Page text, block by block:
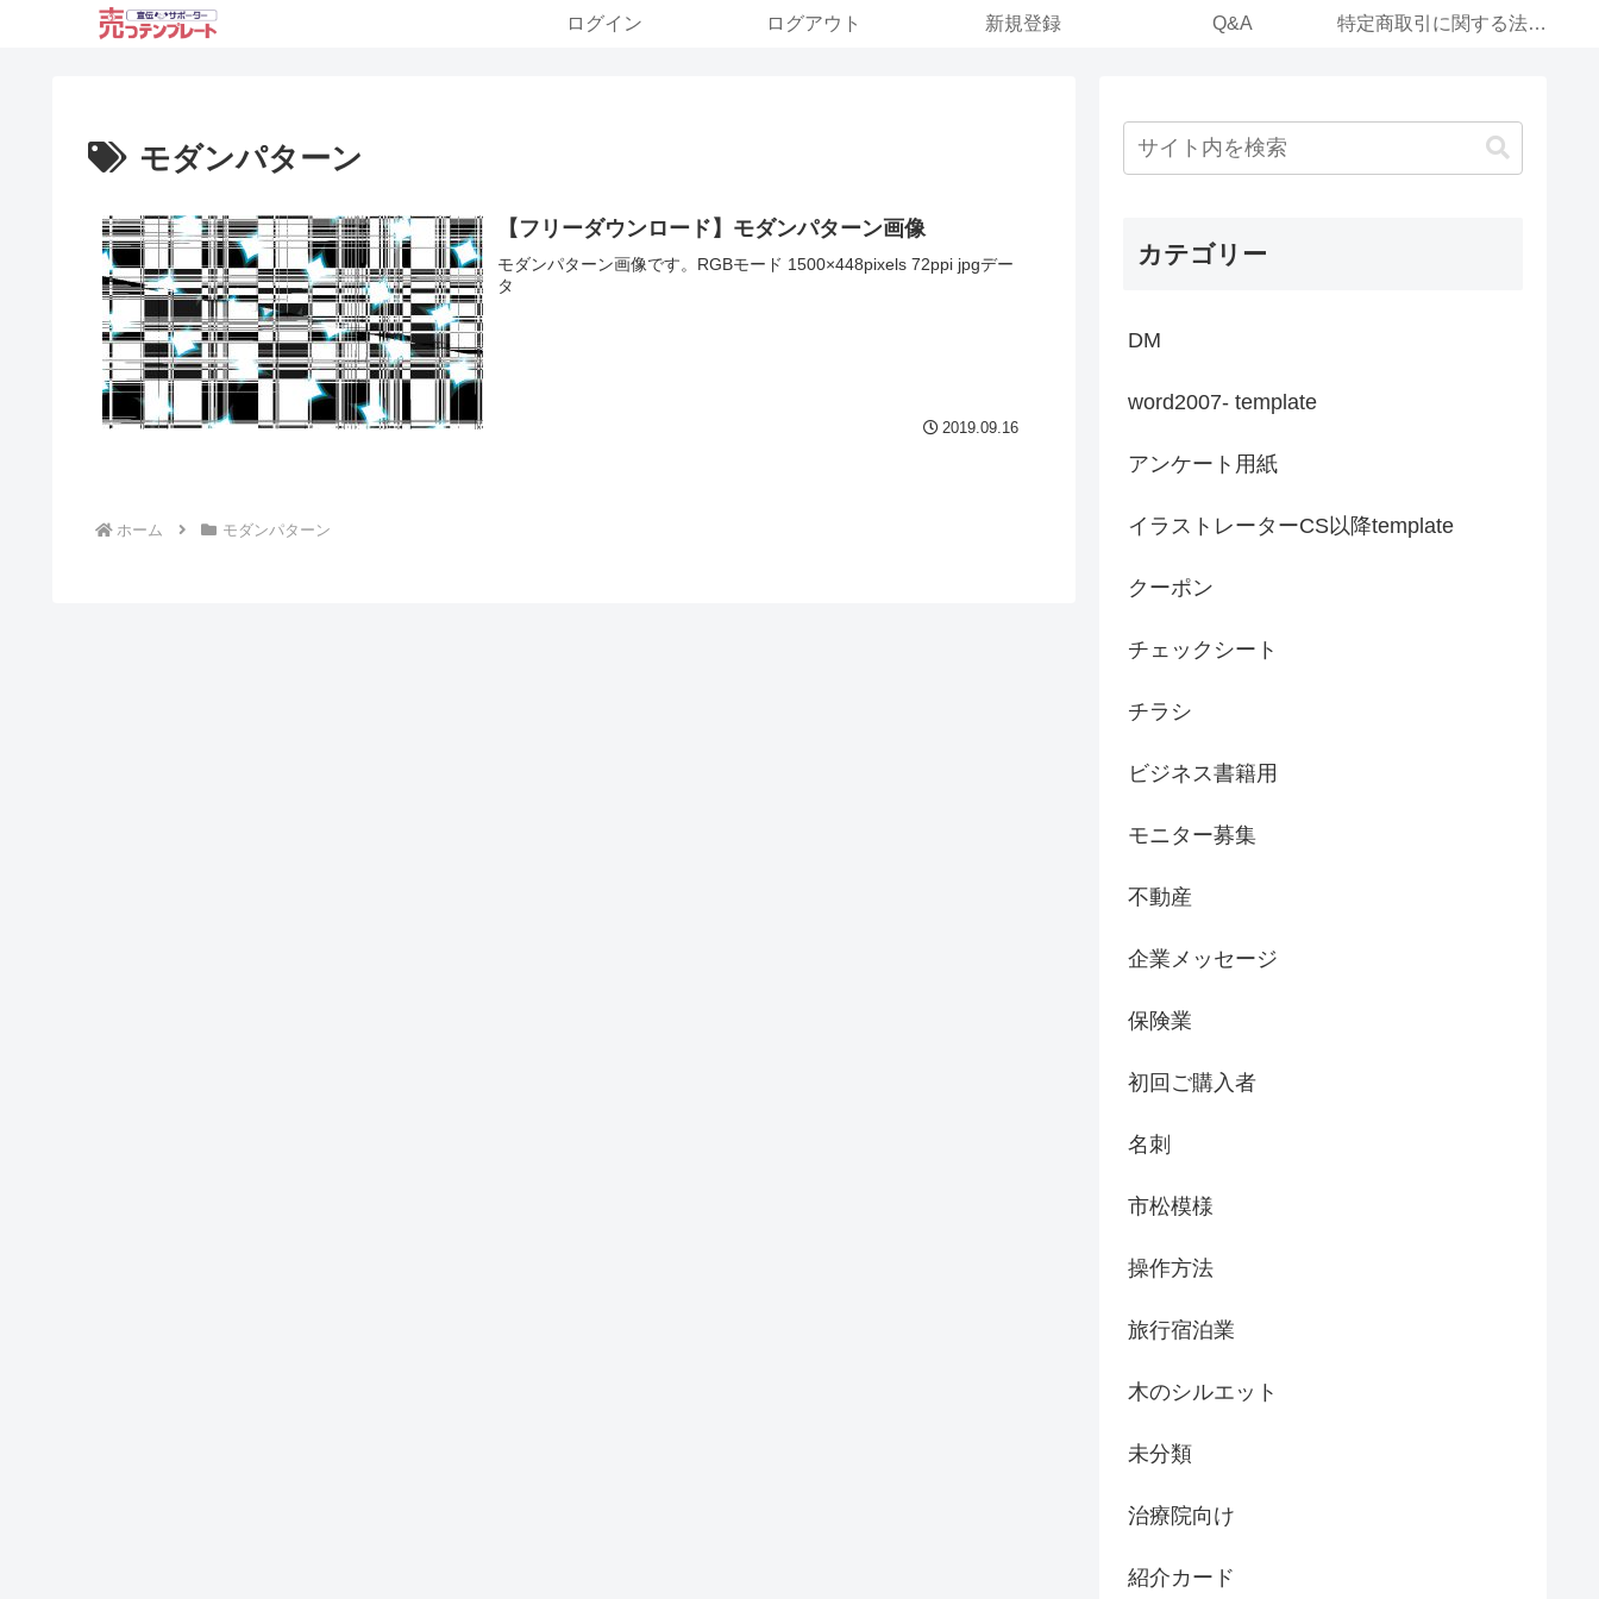
ログイン ログアウト 新規登録 Q&A 特定商取引に関する法律に基づく表記（運営事業体）
モダンパターン
【フリーダウンロード】モダンパターン画像
モダンパターン画像です。RGBモード 1500×448pixels 72ppi jpgデー
タ
2019.09.16
ホーム モダンパターン
カテゴリー
DM
word2007- template
アンケート用紙
イラストレーターCS以降template
クーポン
チェックシート
チラシ
ビジネス書籍用
モニター募集
不動産
企業メッセージ
保険業
初回ご購入者
名刺
市松模様
操作方法
旅行宿泊業
木のシルエット
未分類
治療院向け
紹介カード